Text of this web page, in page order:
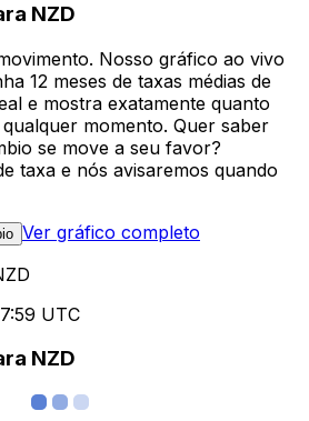
NZD
Nosso gráfico ao vivo
12 meses de taxas médias de
e mostra exatamente quanto
momento. Quer saber
se move a seu favor?
taxa e nós avisaremos quando
Ver gráfico completo
UTC
NZD